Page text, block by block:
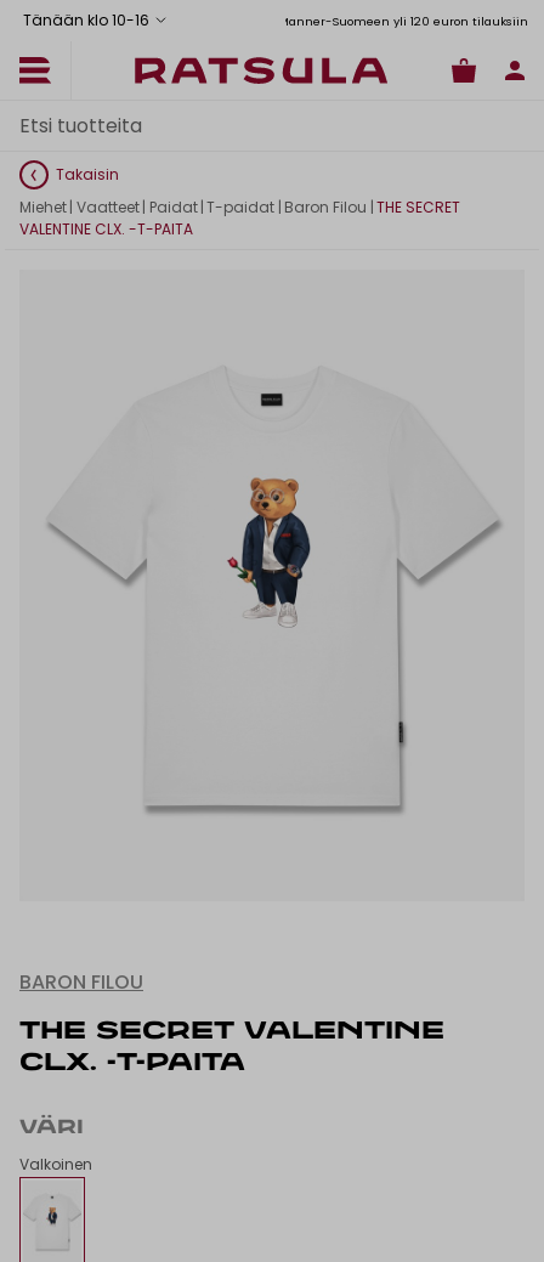
Tänään klo 10-16
Toimituskulut alk. 6,90€
Ilmainen toimitus Manner-Suomeen yli 120 euron tilauksiin
Takaisin
Miehet| Vaatteet| Paidat |T-paidat | Baron Filou |THE SECRET
VALENTINE CLX. -T-PAITA
BARON FILOU
THE SECRET VALENTINE
CLX. -T-PAITA
VÄRI
Valkoinen